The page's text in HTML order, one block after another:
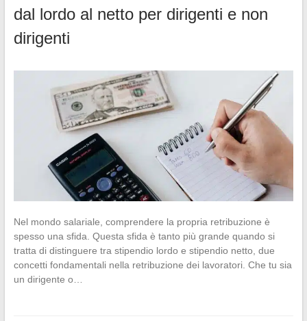
dal lordo al netto per dirigenti e non
dirigenti
Nel mondo salariale, comprendere la propria retribuzione è
spesso una sfida. Questa sfida è tanto più grande quando si
tratta di distinguere tra stipendio lordo e stipendio netto, due
concetti fondamentali nella retribuzione dei lavoratori. Che tu sia
un dirigente o…